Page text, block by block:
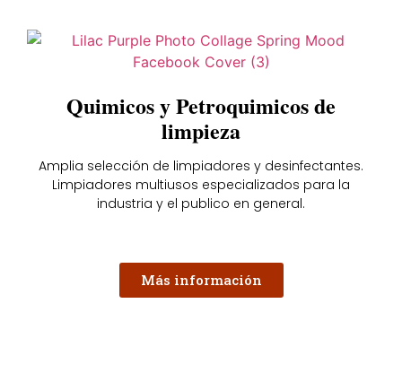
Quimicos y Petroquimicos de
limpieza
Amplia selección de limpiadores y desinfectantes.
Limpiadores multiusos especializados para la
industria y el publico en general.
Más información